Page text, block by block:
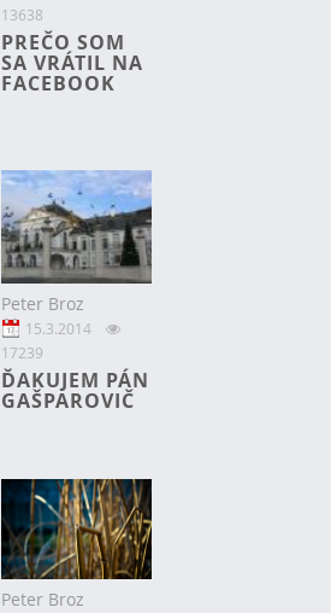
13638
PREČO SOM
SA VRÁTIL NA
FACEBOOK
Peter Broz
15.3.2014
17239
ĎAKUJEM PÁN
GAŠPAROVIČ
Peter Broz